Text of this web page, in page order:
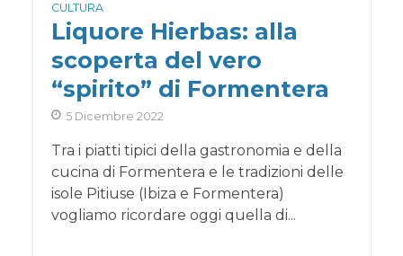
CULTURA
Liquore Hierbas: alla
scoperta del vero
“spirito” di Formentera
5 Dicembre 2022
Tra i piatti tipici della gastronomia e della
cucina di Formentera e le tradizioni delle
isole Pitiuse (Ibiza e Formentera)
vogliamo ricordare oggi quella di...